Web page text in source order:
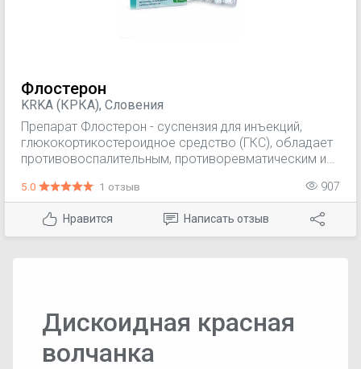
Флостерон
KRKA (КРКА), Словения
Препарат Флостерон - суспензия для инъекций,
глюкокортикостероидное средство (ГКС), обладает
противовоспалительным, противоревматическим и
5.0 1 отзыв 907
Нравится Написать отзыв
Дискоидная красная
волчанка